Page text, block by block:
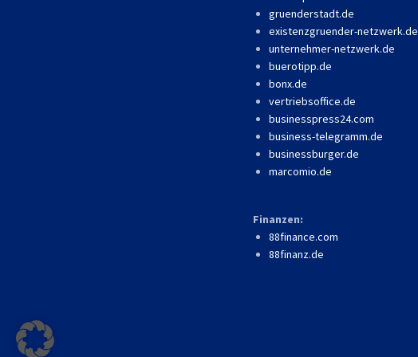
gruenderstadt.de
existenzgruender-netzwerk.de
unternehmer-netzwerk.de
buerotipp.de
bonx.de
vertriebsoffice.de
businesspress24.com
business-telegramm.de
businessburger.de
marcomio.de
Finanzen:
88finance.com
88finanz.de